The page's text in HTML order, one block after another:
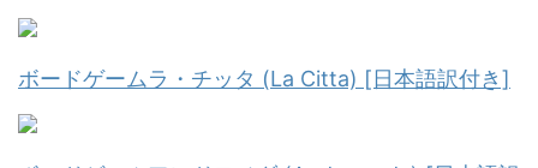
ボードゲームラ・チッタ (La Citta) [日本語訳付き]